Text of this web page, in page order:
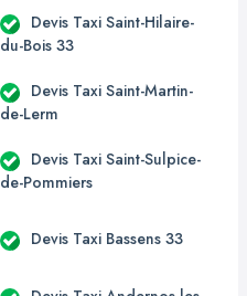
Devis Taxi Saint-Hilaire-
du-Bois 33
Devis Taxi Saint-Martin-
de-Lerm
Devis Taxi Saint-Sulpice-
de-Pommiers
Devis Taxi Bassens 33